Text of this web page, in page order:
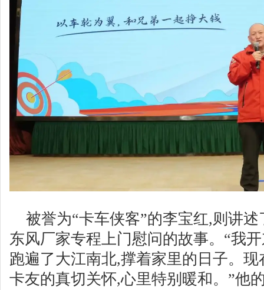
被誉为“卡车侠客”的李宝红,则讲
东风厂家专程上门慰问的故事。“我
跑遍了大江南北,撑着家里的日子。
卡友的真切关怀,心里特别暖和。”他